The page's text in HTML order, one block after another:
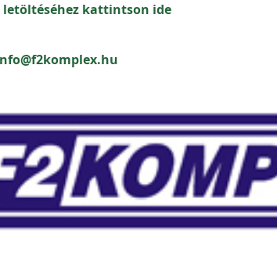
kattintson ide